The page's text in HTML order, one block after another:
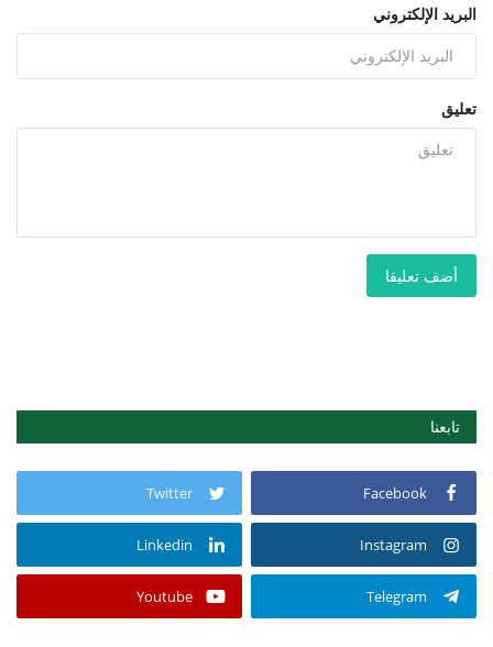
البريد الإلكتروني
تعليق
أضف تعليقا
تابعنا
Facebook
Twitter
Instagram
Linkedin
Telegram
Youtube